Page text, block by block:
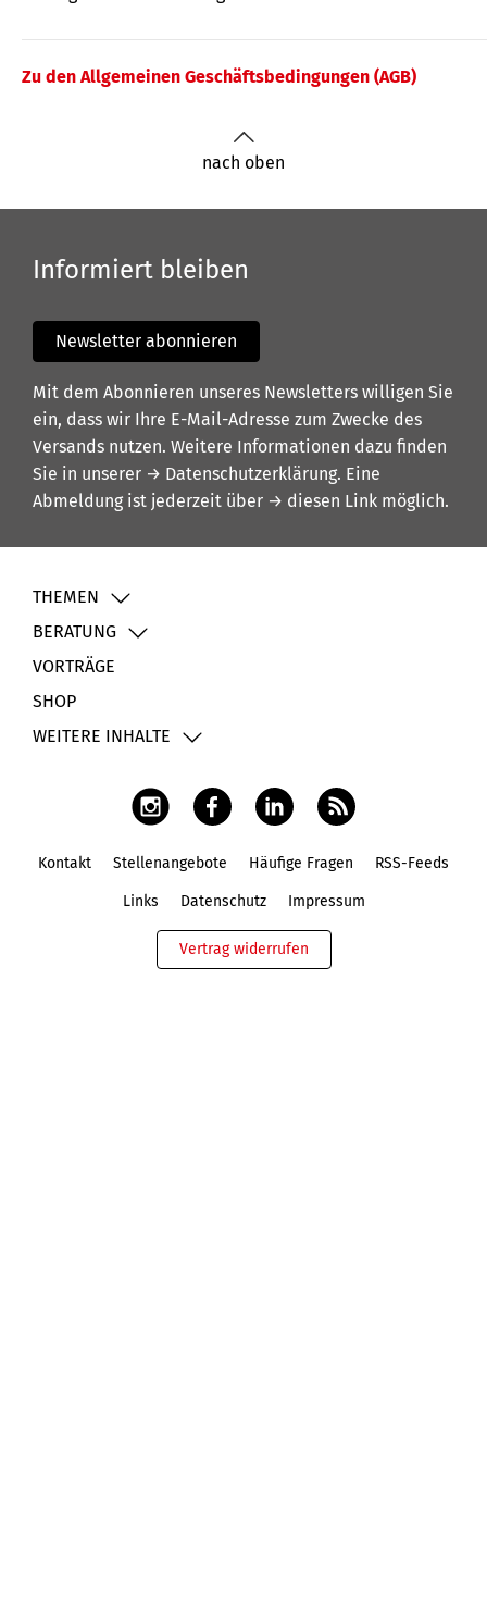
Zu den Allgemeinen Geschäftsbedingungen (AGB)
nach oben
Informiert bleiben
Newsletter abonnieren
Mit dem Abonnieren unseres Newsletters willigen Sie
ein, dass wir Ihre E-Mail-Adresse zum Zwecke des
Versands nutzen. Weitere Informationen dazu finden
Sie in unserer → Datenschutzerklärung. Eine
Abmeldung ist jederzeit über → diesen Link möglich.
THEMEN
BERATUNG
VORTRÄGE
SHOP
WEITERE INHALTE
Kontakt Stellenangebote Häufige Fragen RSS-Feeds
Links Datenschutz Impressum
Vertrag widerrufen